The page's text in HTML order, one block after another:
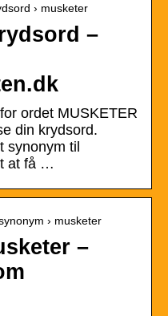
› musketer
–
ordet MUSKETER
din krydsord.
synonym til
at få …
› musketer
–